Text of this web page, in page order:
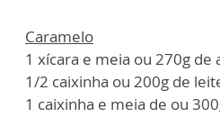
Caramelo
1 xícara e meia ou 270g de
1/2 caixinha ou 200g de
1 caixinha e meia de ou